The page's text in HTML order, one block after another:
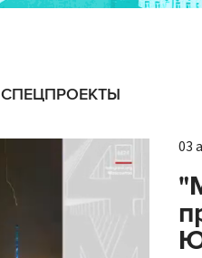
СПЕЦПРОЕКТЫ
03